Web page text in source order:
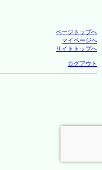
ページトップへ
マイページへ
サイトトップへ
ログアウト